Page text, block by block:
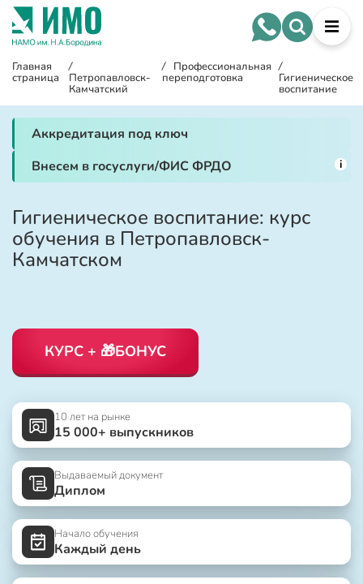
Главная
страница
/
Петропавловск-
Камчатский
/ Профессиональная
переподготовка
/
Гигиеническое
воспитание
Аккредитация под ключ
Внесем в госуслуги/ФИС ФРДО
i
Гигиеническое воспитание: курс
обучения в Петропавловск-
Камчатском
КУРС + 🎁БОНУС
10 лет на рынке
15 000+ выпускников
Выдаваемый документ
Диплом
Начало обучения
Каждый день